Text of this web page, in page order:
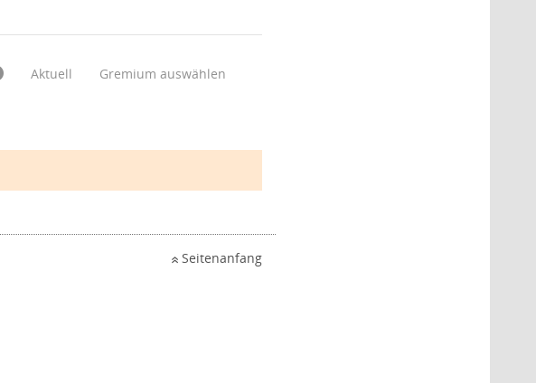
Aktuell Gremium auswählen
Seitenanfang